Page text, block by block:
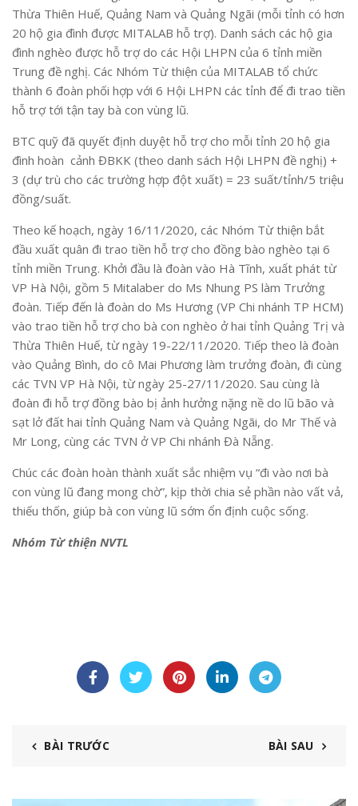
Thừa Thiên Huế, Quảng Nam và Quảng Ngãi (mỗi tỉnh có hơn
20 hộ gia đình được MITALAB hỗ trợ). Danh sách các hộ gia
đình nghèo được hỗ trợ do các Hội LHPN của 6 tỉnh miền
Trung đề nghị. Các Nhóm Từ thiện của MITALAB tổ chức
thành 6 đoàn phối hợp với 6 Hội LHPN các tỉnh để đi trao tiền
hỗ trợ tới tận tay bà con vùng lũ.
BTC quỹ đã quyết định duyệt hỗ trợ cho mỗi tỉnh 20 hộ gia
đình hoàn cảnh ĐBKK (theo danh sách Hội LHPN đề nghị) +
3 (dự trù cho các trường hợp đột xuất) = 23 suất/tỉnh/5 triệu
đồng/suất.
Theo kế hoạch, ngày 16/11/2020, các Nhóm Từ thiện bắt
đầu xuất quân đi trao tiền hỗ trợ cho đồng bào nghèo tại 6
tỉnh miền Trung. Khởi đầu là đoàn vào Hà Tĩnh, xuất phát từ
VP Hà Nội, gồm 5 Mitalaber do Ms Nhung PS làm Trưởng
đoàn. Tiếp đến là đoàn do Ms Hương (VP Chi nhánh TP HCM)
vào trao tiền hỗ trợ cho bà con nghèo ở hai tỉnh Quảng Trị và
Thừa Thiên Huế, từ ngày 19-22/11/2020. Tiếp theo là đoàn
vào Quảng Bình, do cô Mai Phương làm trưởng đoàn, đi cùng
các TVN VP Hà Nội, từ ngày 25-27/11/2020. Sau cùng là
đoàn đi hỗ trợ đồng bào bị ảnh hưởng nặng nề do lũ bão và
sạt lở đất hai tỉnh Quảng Nam và Quảng Ngãi, do Mr Thế và
Mr Long, cùng các TVN ở VP Chi nhánh Đà Nẵng.
Chúc các đoàn hoàn thành xuất sắc nhiệm vụ “đi vào nơi bà
con vùng lũ đang mong chờ”, kịp thời chia sẻ phần nào vất vả,
thiếu thốn, giúp bà con vùng lũ sớm ổn định cuộc sống.
Nhóm Từ thiện NVTL
BÀI TRƯỚC BÀI SAU